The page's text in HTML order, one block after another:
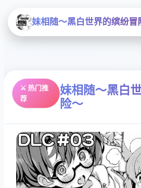
妹相随～黑白世界的缤纷冒
⚔️ 热门推
荐
妹相随～黑白
险～